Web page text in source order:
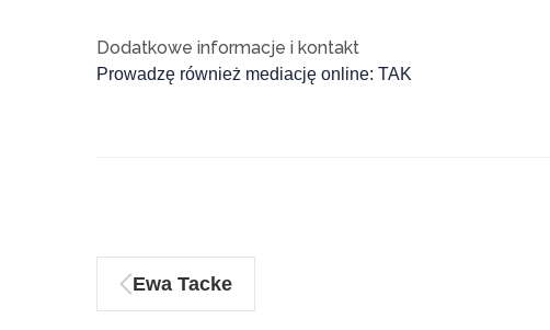
Dodatkowe informacje i kontakt
Prowadzę również mediację online TAK
Ewa Tacke